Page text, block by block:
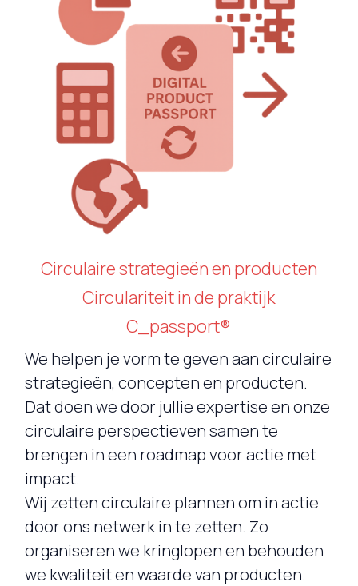
Circulaire strategieën en producten
Circulariteit in de praktijk
C_passport®
We helpen je vorm te geven aan circulaire
strategieën, concepten en producten.
Dat doen we door jullie expertise en onze
circulaire perspectieven samen te
brengen in een roadmap voor actie met
impact.
Wij zetten circulaire plannen om in actie
door ons netwerk in te zetten. Zo
organiseren we kringlopen en behouden
we kwaliteit en waarde van producten.